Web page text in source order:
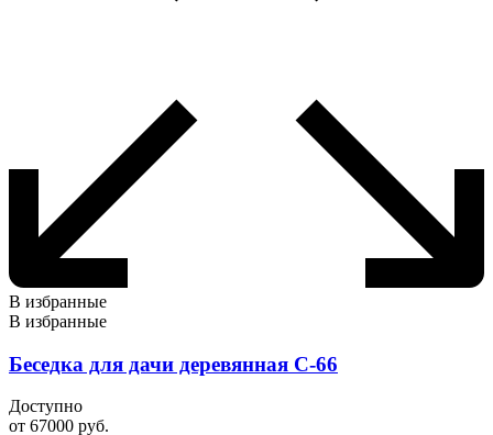
В избранные
В избранные
Беседка для дачи деревянная С-66
Доступно
от 67000 руб.